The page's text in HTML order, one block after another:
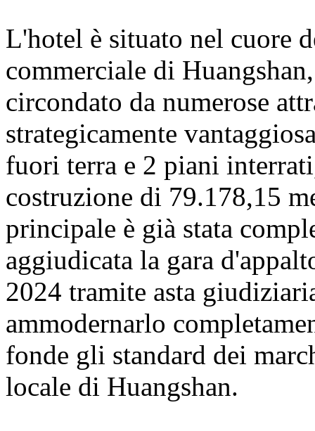
L'hotel è situato nel cuore
commerciale di
circondato da numerose
strategicamente
fuori terra e 2 piani
costruzione di 79.178,15
principale è già stata
aggiudicata la gara
2024 tramite asta
ammodernarlo
fonde gli standard dei
locale di Huangshan.